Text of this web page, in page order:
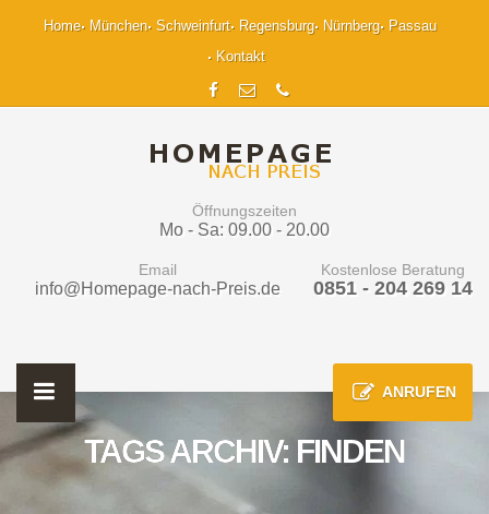
Home München Schweinfurt Regensburg Nürnberg
Passau
Kontakt
Öffnungszeiten
Mo - Sa: 09.00 - 20.00
Email
info@Homepage-nach-Preis.de
Kostenlose Beratung
0851 - 204 269 14
ANRUFEN
TAGS ARCHIV: FINDEN